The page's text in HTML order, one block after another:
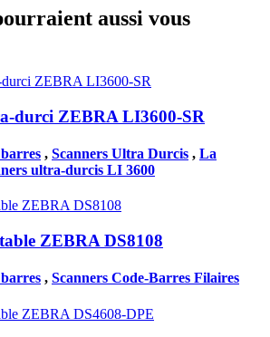
aussi vous
durci ZEBRA LI3600-SR
, Scanners Ultra Durcis , La
ultra-durcis LI 3600
ZEBRA DS8108
, Scanners Code-Barres Filaires